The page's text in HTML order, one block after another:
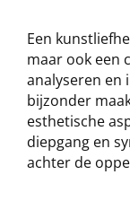
Een
maar ook een
analyseren en
bijzonder
esthetische
diepgang en
achter de